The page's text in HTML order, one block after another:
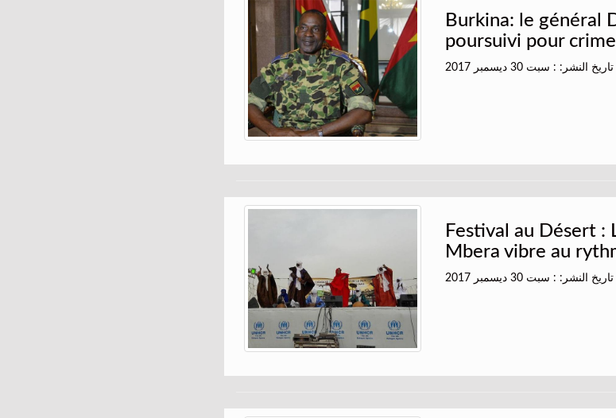
Burkina: le général
poursuivi pour
تاريخ النشر: : سبت 30 ديسمبر 2017
Festival au Désert :
Mbera vibre au
تاريخ النشر: : سبت 30 ديسمبر 2017